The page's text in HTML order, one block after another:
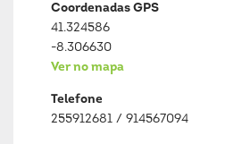
Coordenadas GPS
41.324586
-8.306630
Ver no mapa
Telefone
255912681 / 914567094